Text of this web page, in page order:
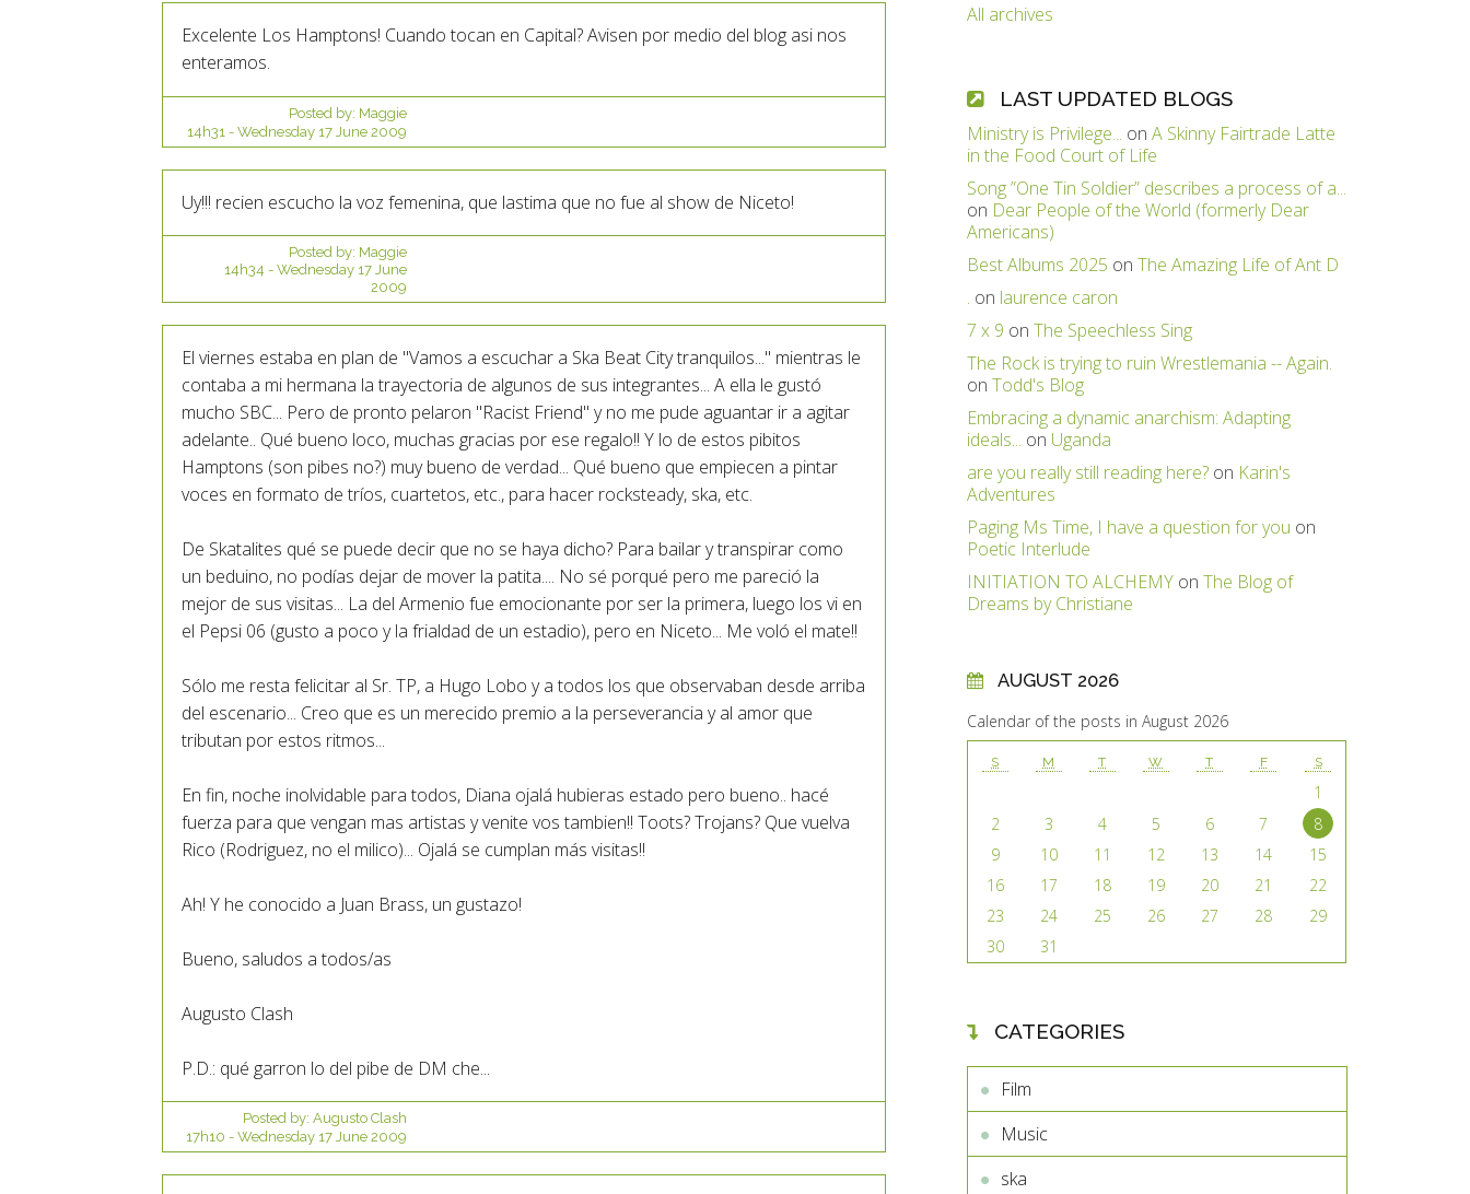
Excelente Los Hamptons! Cuando tocan en Capital? Avisen por medio del blog asi nos
enteramos.
Posted by: Maggie
14h31 - Wednesday 17 June 2009
Uy!!! recien escucho la voz femenina, que lastima que no fue al show de Niceto!
Posted by: Maggie
14h34 - Wednesday 17 June
2009
El viernes estaba en plan de "Vamos a escuchar a Ska Beat City tranquilos..." mientras le
contaba a mi hermana la trayectoria de algunos de sus integrantes... A ella le gustó
mucho SBC... Pero de pronto pelaron "Racist Friend" y no me pude aguantar ir a agitar
adelante.. Qué bueno loco, muchas gracias por ese regalo!! Y lo de estos pibitos
Hamptons (son pibes no?) muy bueno de verdad... Qué bueno que empiecen a pintar
voces en formato de tríos, cuartetos, etc., para hacer rocksteady, ska, etc.
De Skatalites qué se puede decir que no se haya dicho? Para bailar y transpirar como
un beduino, no podías dejar de mover la patita.... No sé porqué pero me pareció la
mejor de sus visitas... La del Armenio fue emocionante por ser la primera, luego los vi en
el Pepsi 06 (gusto a poco y la frialdad de un estadio), pero en Niceto... Me voló el mate!!
Sólo me resta felicitar al Sr. TP, a Hugo Lobo y a todos los que observaban desde arriba
del escenario... Creo que es un merecido premio a la perseverancia y al amor que
tributan por estos ritmos...
En fin, noche inolvidable para todos, Diana ojalá hubieras estado pero bueno.. hacé
fuerza para que vengan mas artistas y venite vos tambien!! Toots? Trojans? Que vuelva
Rico (Rodriguez, no el milico)... Ojalá se cumplan más visitas!!
Ah! Y he conocido a Juan Brass, un gustazo!
Bueno, saludos a todos/as
Augusto Clash
P.D.: qué garron lo del pibe de DM che...
Posted by: Augusto Clash
17h10 - Wednesday 17 June 2009
All archives
LAST UPDATED BLOGS
Ministry is Privilege... onA Skinny Fairtrade Latte
in the Food Court of Life
Song ”One Tin Soldier” describes a process of a...
on Dear People of the World (formerly Dear
Americans)
Best Albums 2025 onThe Amazing Life of Ant D
. on laurence caron
7 x 9 onThe Speechless Sing
The Rock is trying to ruin Wrestlemania -- Again.
onTodd's Blog
Embracing a dynamic anarchism: Adapting
ideals... on Uganda
are you really still reading here? on Karin's
Adventures
Paging Ms Time, I have a question for you on
Poetic Interlude
INITIATION TO ALCHEMY onThe Blog of
Dreams by Christiane
AUGUST 2026
Calendar of the posts in August 2026
S M T W T F S
1
2
3 4 5 6 7
8
9
10 11 12 13 14
15
16
17 18 19 20 21
22
23
24 25 26 27 28
29
30
31
CATEGORIES
Film
Music
ska